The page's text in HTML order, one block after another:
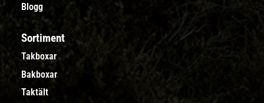
Blogg
Sortiment
Takboxar
Bakboxar
Taktält